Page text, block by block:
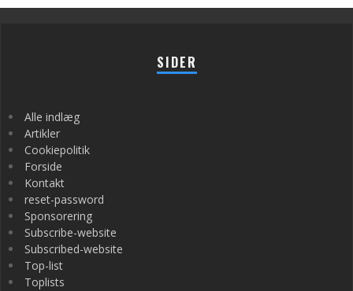
SIDER
Alle indlæg
Artikler
Cookiepolitik
Forside
Kontakt
reset-password
Sponsorering
Subscribe-website
Subscribed-website
Top-list
Toplists